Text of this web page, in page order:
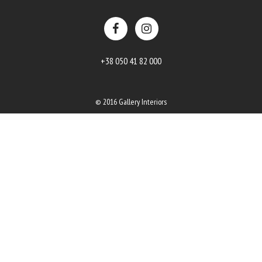
+38 050 41 82 000
© 2016 Gallery Interiors